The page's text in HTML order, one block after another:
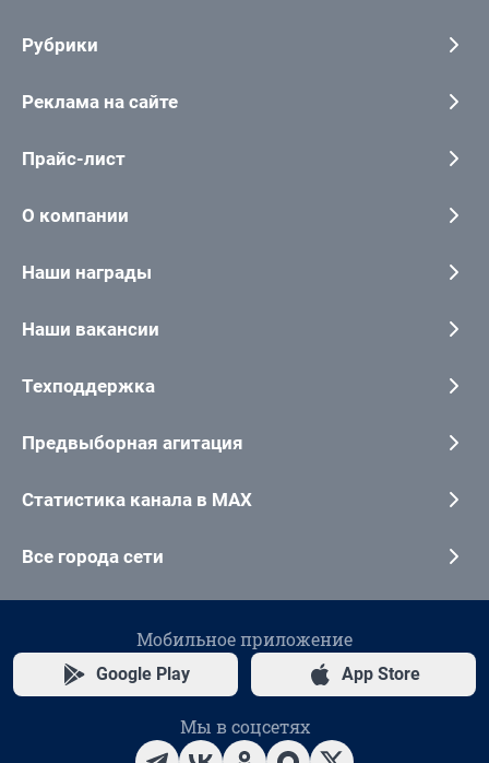
Рубрики
Реклама на сайте
Прайс-лист
О компании
Наши награды
Наши вакансии
Техподдержка
Предвыборная агитация
Статистика канала в MAX
Все города сети
Мобильное приложение
Google Play App Store
Мы в соцсетях